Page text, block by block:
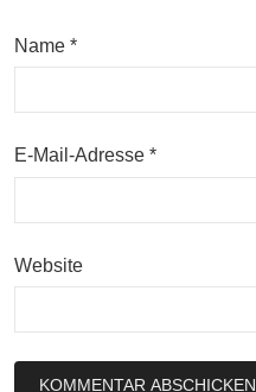
Name *
E-Mail-Adresse *
Website